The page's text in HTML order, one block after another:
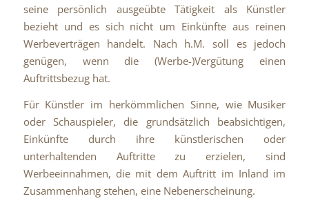
seine persönlich ausgeübte Tätigkeit als Künstler
bezieht und es sich nicht um Einkünfte aus reinen
Werbeverträgen handelt. Nach h.M. soll es jedoch
genügen, wenn die (Werbe-)Vergütung einen
Auftrittsbezug hat.
Für Künstler im herkömmlichen Sinne, wie Musiker
oder Schauspieler, die grundsätzlich beabsichtigen,
Einkünfte durch ihre künstlerischen oder
unterhaltenden Auftritte zu erzielen, sind
Werbeeinnahmen, die mit dem Auftritt im Inland im
Zusammenhang stehen, eine Nebenerscheinung.